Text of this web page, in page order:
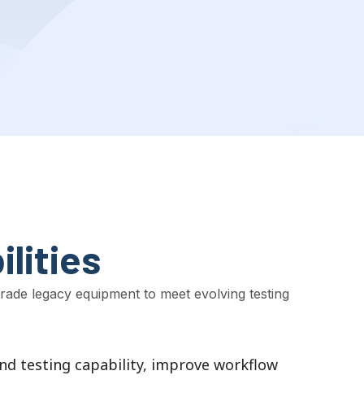
legacy equipment to meet evolving testing
testing capability, improve workflow